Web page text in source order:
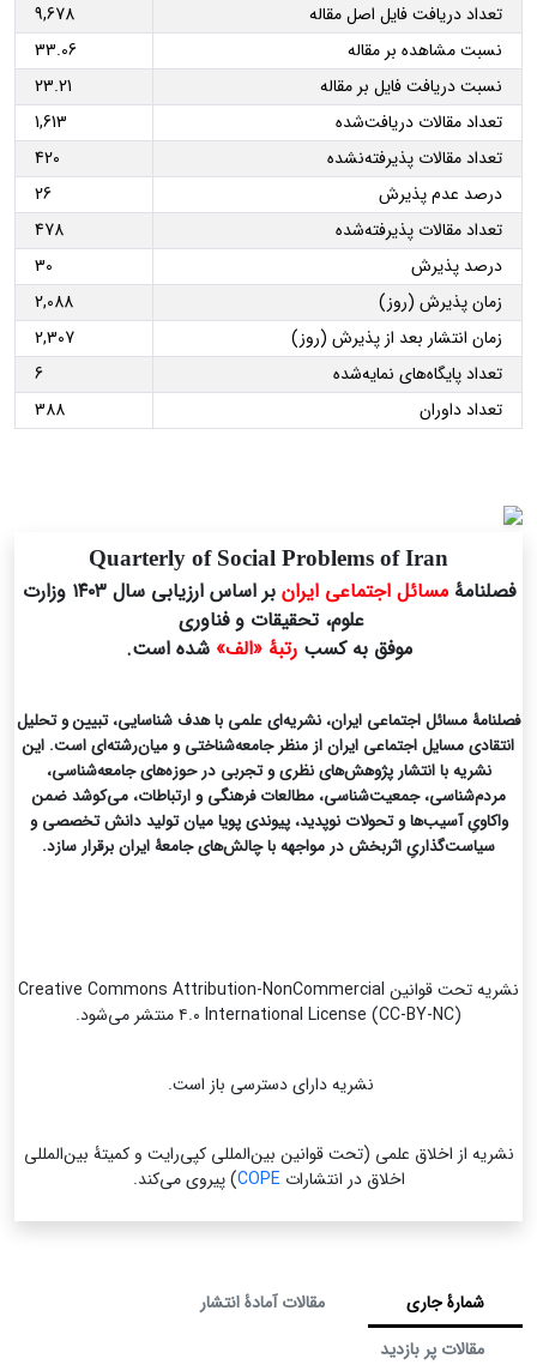
تعداد دریافت فایل اصل مقاله
9,678
نسبت مشاهده بر مقاله
33.06
نسبت دریافت فایل بر مقاله
23.21
تعداد مقالات دریافت‌شده
1,613
تعداد مقالات پذیرفته‌نشده
420
درصد عدم پذیرش
26
تعداد مقالات پذیرفته‌شده
478
درصد پذیرش
30
زمان پذیرش (روز)
2,088
زمان انتشار بعد از پذیرش (روز)
2,307
تعداد پایگاه‌های نمایه‌شده
6
تعداد داوران
388
فصلنامۀمسائل اجتماعی ایران
بر اساس ارزیابی سال ۱۴۰۳ وزارت
علوم، تحقیقات و فناوری
موفق به کسب رتبۀ «الف» شده است.
فصلنامۀ مسائل اجتماعی ایران، نشریه‌ای علمی با هدف شناسایی، تبیین و تحلیل
انتقادی مسایل اجتماعی ایران از منظر جامعه‌شناختی و میان‌رشته‌ای است. این
نشریه با انتشار پژوهش‌های نظری و تجربی در حوزه‌های جامعه‌شناسی،
مردم‌شناسی، جمعیت‌شناسی، مطالعات فرهنگی و ارتباطات، می‌کوشد ضمن
واکاویِ آسیب‌ها و تحولات نوپدید، پیوندی پویا میان تولید دانش تخصصی و
سیاست‌گذاریِ اثربخش در مواجهه با چالش‌های جامعۀ ایران برقرار سازد.
نشریه تحت قوانین Creative Commons Attribution-NonCommercial
۴.۰ International License (CC-BY-NC) منتشر می‌شود.
نشریه دارای دسترسی باز است.
نشریه از اخلاق علمی (تحت قوانین بین‌المللی کپی‌رایت و کمیتۀ بین‌المللی
اخلاق در انتشارات COPE) پیروی می‌کند.
شمارۀ جاری
مقالات آمادۀ انتشار
مقالات پر بازدید